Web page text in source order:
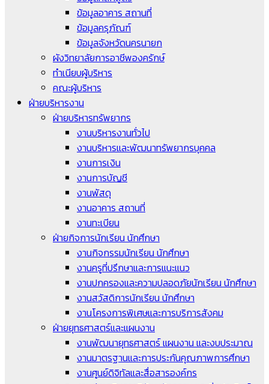
ข้อมูลอาคาร สถานที่
ข้อมูลครุภัณฑ์
ข้อมูลจังหวัดนครนายก
ผังวิทยาลัยการอาชีพองครักษ์
ทำเนียบผู้บริหาร
คณะผู้บริหาร
ฝ่ายบริหารงาน
ฝ่ายบริหารทรัพยากร
งานบริหารงานทั่วไป
งานบริหารและพัฒนาทรัพยากรบุคคล
งานการเงิน
งานการบัญชี
งานพัสดุ
งานอาคาร สถานที่
งานทะเบียน
ฝ่ายกิจการนักเรียน นักศึกษา
งานกิจกรรมนักเรียน นักศึกษา
งานครูที่ปรึกษาและการแนะแนว
งานปกครองและความปลอดภัยนักเรียน นักศึกษา
งานสวัสดิการนักเรียน นักศึกษา
งานโครงการพิเศษและการบริการสังคม
ฝ่ายยุทธศาสตร์และแผนงาน
งานพัฒนายุทธศาสตร์ แผนงาน และงบประมาณ
งานมาตรฐานและการประกันคุณภาพการศึกษา
งานศูนย์ดิจิทัลและสื่อสารองค์กร